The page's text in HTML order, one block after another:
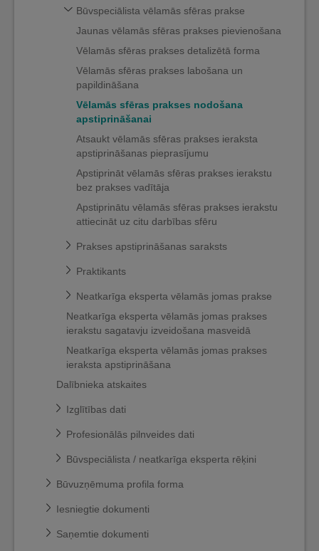
Būvspeciālista vēlamās sfēras prakse
Jaunas vēlamās sfēras prakses pievienošana
Vēlamās sfēras prakses detalizētā forma
Vēlamās sfēras prakses labošana un
papildināšana
Vēlamās sfēras prakses nodošana
apstiprināšanai
Atsaukt vēlamās sfēras prakses ieraksta
apstiprināšanas pieprasījumu
Apstiprināt vēlamās sfēras prakses ierakstu
bez prakses vadītāja
Apstiprinātu vēlamās sfēras prakses ierakstu
attiecināt uz citu darbības sfēru
Prakses apstiprināšanas saraksts
Praktikants
Neatkarīga eksperta vēlamās jomas prakse
Neatkarīga eksperta vēlamās jomas prakses
ierakstu sagatavju izveidošana masveidā
Neatkarīga eksperta vēlamās jomas prakses
ieraksta apstiprināšana
Dalībnieka atskaites
Izglītības dati
Profesionālās pilnveides dati
Būvspeciālista / neatkarīga eksperta rēķini
Būvuzņēmuma profila forma
Iesniegtie dokumenti
Saņemtie dokumenti